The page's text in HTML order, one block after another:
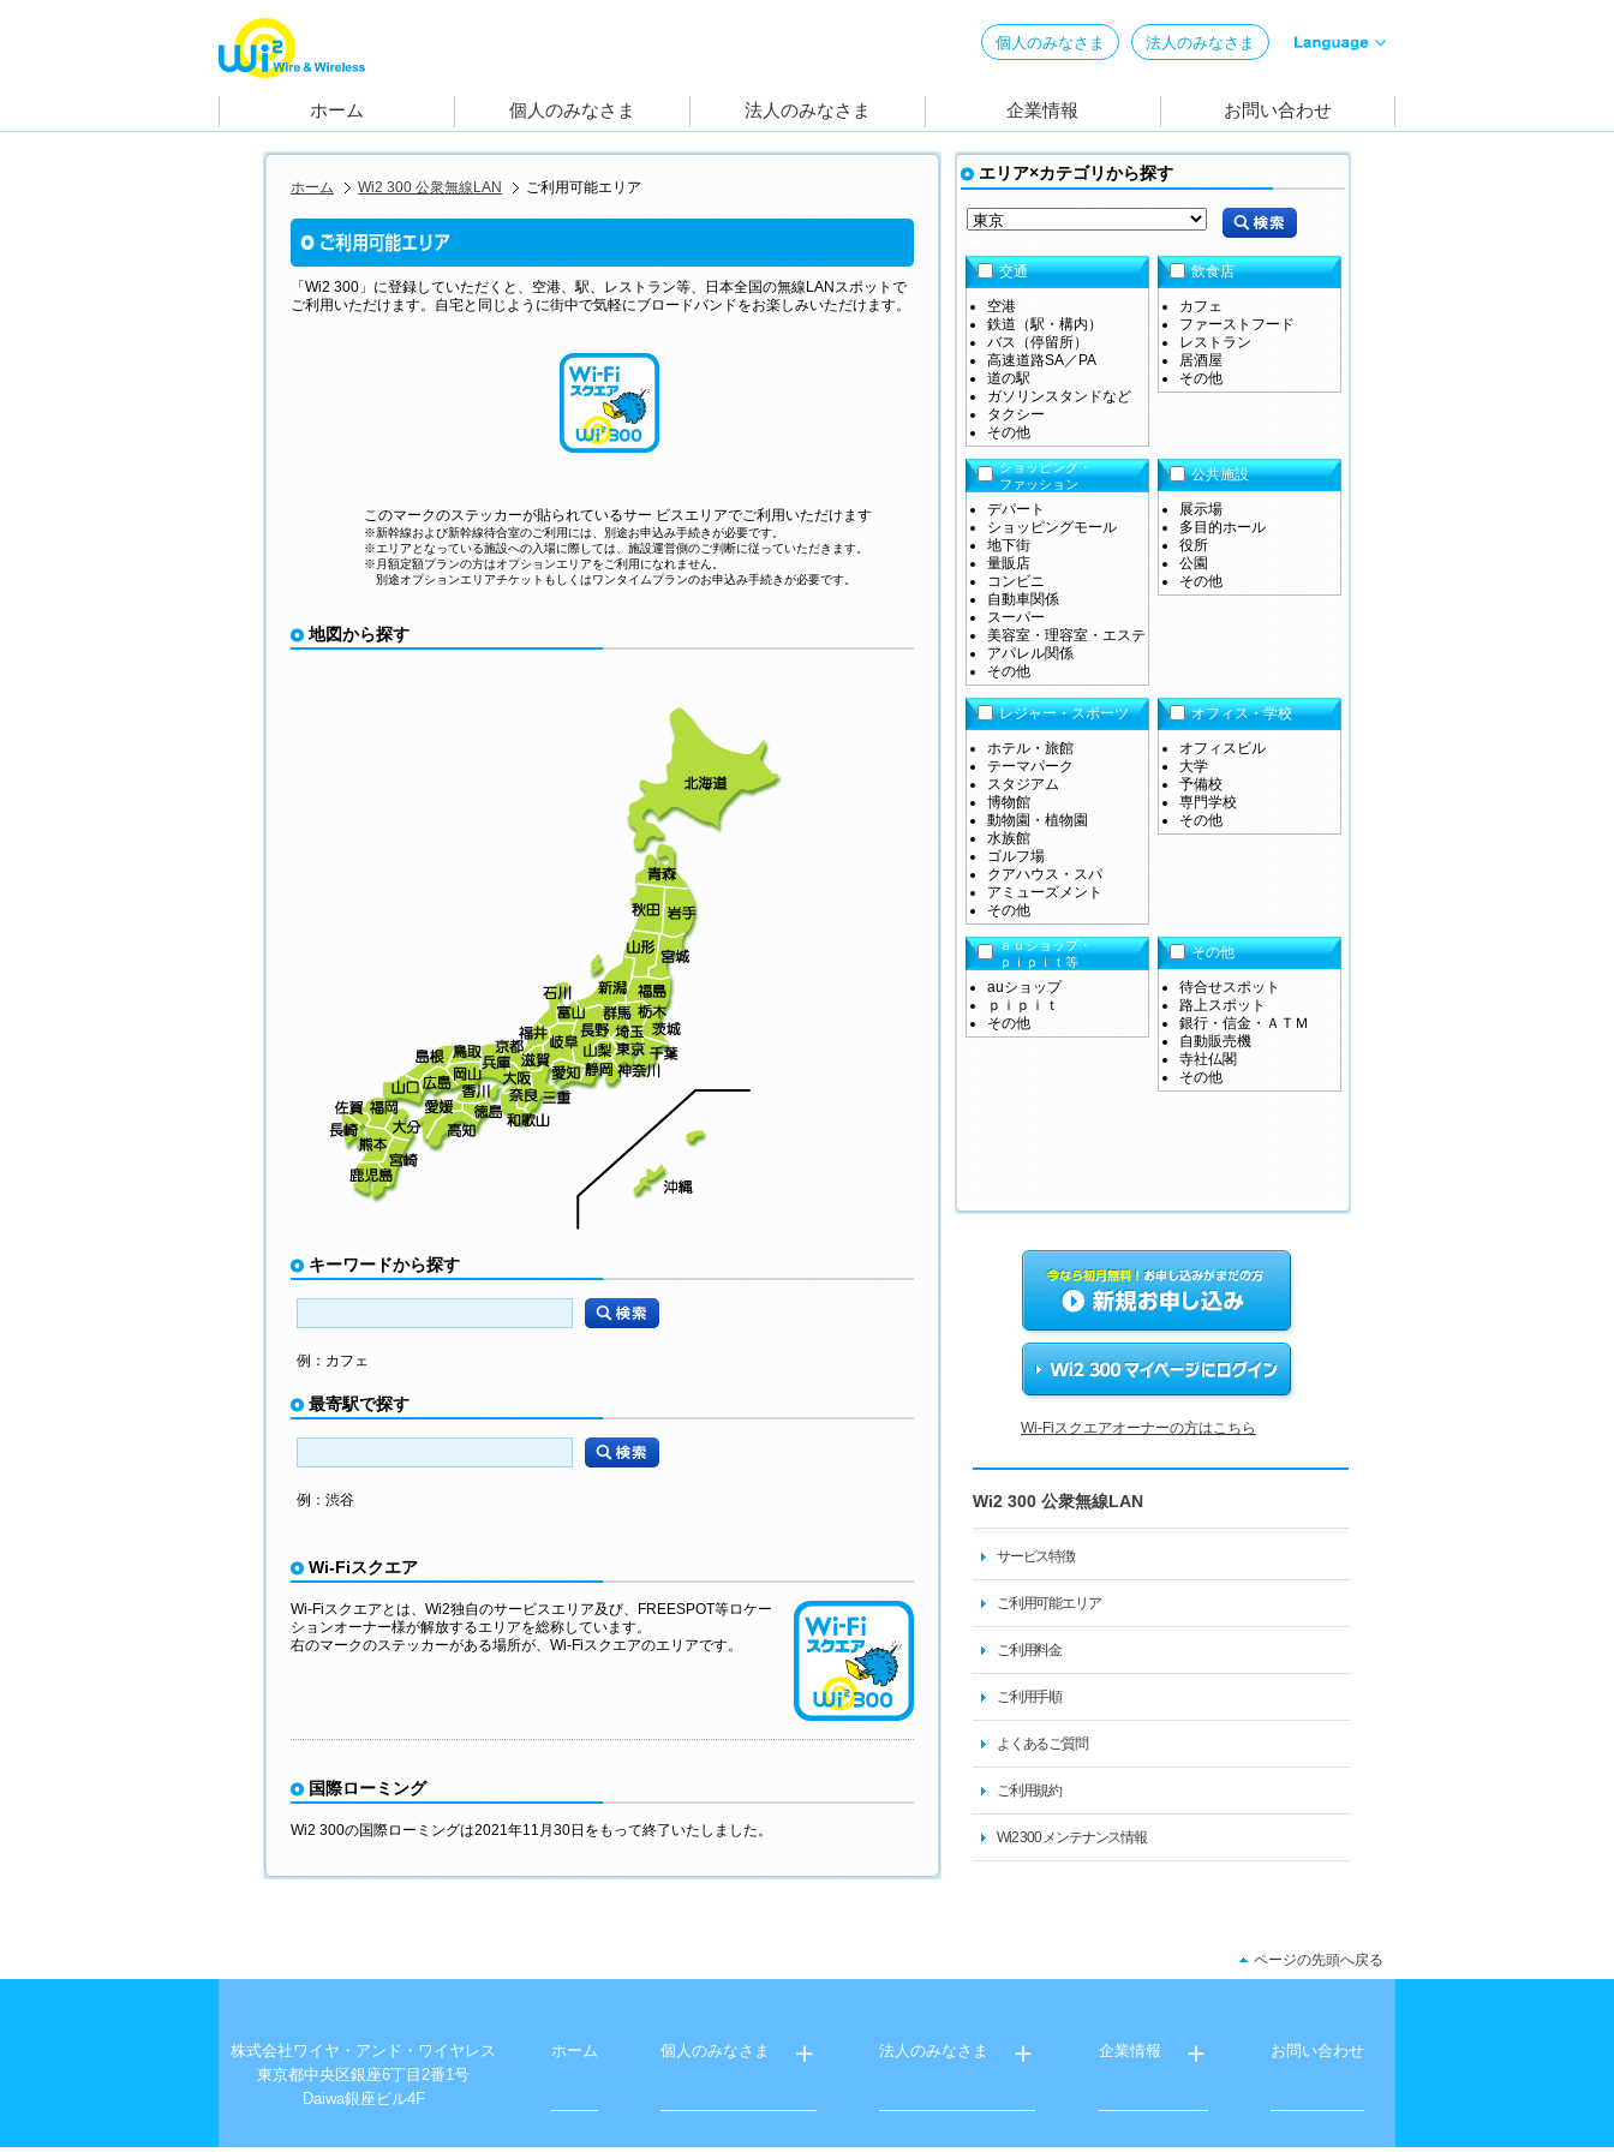
ホーム Wi2 300 公衆無線LAN ご利用可能エリア
「Wi2 300」に登録していただくと、空港、駅、レストラン等、日本全国の無線LANスポットで
ご利用いただけます。自宅と同じように街中で気軽にブロードバンドをお楽しみいただけます。
このマークのステッカーが貼られているサー ビスエリアでご利用いただけます
※新幹線および新幹線待合室のご利用には、別途お申込み手続きが必要です。
※エリアとなっている施設への入場に際しては、施設運営側のご判断に従っていただきます。
※月額定額プランの方はオプションエリアをご利用になれません。
別途オプションエリアチケットもしくはワンタイムプランのお申込み手続きが必要です。
地図から探す
キーワードから探す
例：カフェ
最寄駅で探す
例：渋谷
Wi-Fiスクエア
Wi-Fiスクエアとは、Wi2独自のサービスエリア及び、FREESPOT等ロケー
ションオーナー様が解放するエリアを総称しています。
右のマークのステッカーがある場所が、Wi-Fiスクエアのエリアです。
国際ローミング
Wi2 300の国際ローミングは2021年11月30日をもって終了いたしました。
エリア×カテゴリから探す
交通
空港
鉄道（駅・構内）
バス（停留所）
高速道路SA／PA
道の駅
ガソリンスタンドなど
タクシー
その他
飲食店
カフェ
ファーストフード
レストラン
居酒屋
その他
ショッピング・
ファッション
デパート
ショッピングモール
地下街
量販店
コンビニ
自動車関係
スーパー
美容室・理容室・エステ
アパレル関係
その他
公共施設
展示場
多目的ホール
役所
公園
その他
レジャー・スポーツ
ホテル・旅館
テーマパーク
スタジアム
博物館
動物園・植物園
水族館
ゴルフ場
クアハウス・スパ
アミューズメント
その他
オフィス・学校
オフィスビル
大学
予備校
専門学校
その他
ａｕショップ・
ｐｉｐｉｔ等
auショップ
ｐｉｐｉｔ
その他
その他
待合せスポット
路上スポット
銀行・信金・ＡＴＭ
自動販売機
寺社仏閣
その他
Wi-Fiスクエアオーナーの方はこちら
Wi2 300 公衆無線LAN
サービス特徴
ご利用可能エリア
ご利用料金
ご利用手順
よくあるご質問
ご利用規約
Wi2 300 メンテナンス情報
ページの先頭へ戻る